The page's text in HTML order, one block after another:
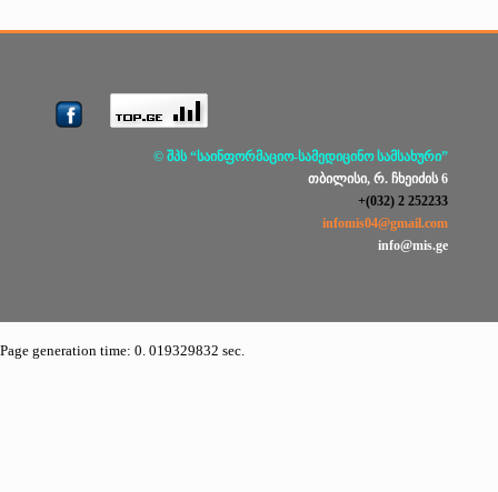
© შპს “საინფორმაციო-სამედიცინო სამსახური”
თბილისი, რ. ჩხეიძის 6
+(032) 2 252233
infomis04@gmail.com
info@mis.ge
Page generation time: 0. 019329832 sec.